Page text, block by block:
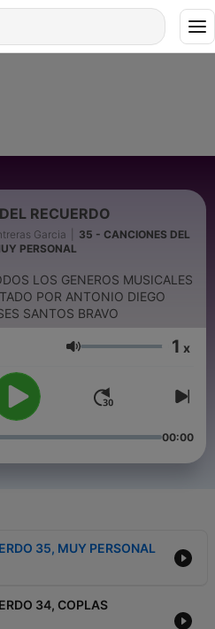
RECUERDO
Garcia
35 - CANCIONES DEL
PERSONAL
LOS GENEROS MUSICALES
POR ANTONIO DIEGO
SANTOS BRAVO
Volumen 1 x
00:00
35, MUY PERSONAL
34, COPLAS